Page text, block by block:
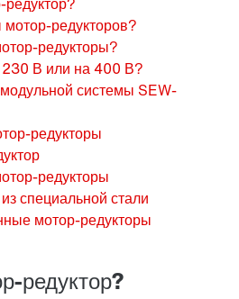
редукторов?
редукторы?
230 В или на 400 В?
системы SEW-
редукторы
редукторы
специальной стали
мотор-редукторы
редуктор?